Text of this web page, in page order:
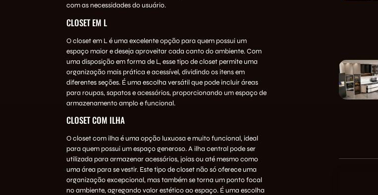
com as necessidades do usuário.
CLOSET EM L
O closet em L é uma excelente opção para quem possui um
espaço maior e deseja aproveitar cada canto do ambiente. Com
uma disposição em forma de L, esse tipo de closet permite uma
organização mais prática e acessível, dividindo os itens em
diferentes seções. É uma escolha versátil que pode incluir áreas
para roupas, sapatos e acessórios, proporcionando um espaço de
armazenamento amplo e funcional.
CLOSET COM ILHA
O closet com ilha é uma opção luxuosa e muito funcional, ideal
para quem possui um espaço generoso. A ilha central pode ser
utilizada para armazenar acessórios, joias ou até mesmo como
uma área para se vestir. Este tipo de closet não só oferece uma
organização excepcional, mas também se torna um ponto focal
no ambiente, agregando valor estético ao espaço. É uma escolha